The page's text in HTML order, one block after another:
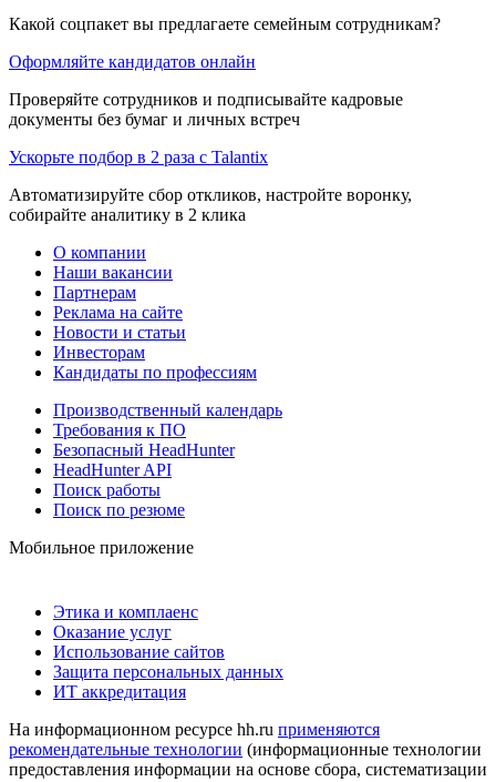
Какой соцпакет вы предлагаете семейным сотрудникам?
Оформляйте кандидатов онлайн
Проверяйте сотрудников и подписывайте кадровые
документы без бумаг и личных встреч
Ускорьте подбор в 2 раза с Talantix
Автоматизируйте сбор откликов, настройте воронку,
собирайте аналитику в 2 клика
О компании
Наши вакансии
Партнерам
Реклама на сайте
Новости и статьи
Инвесторам
Кандидаты по профессиям
Производственный календарь
Требования к ПО
Безопасный HeadHunter
HeadHunter API
Поиск работы
Поиск по резюме
Мобильное приложение
Этика и комплаенс
Оказание услуг
Использование сайтов
Защита персональных данных
ИТ аккредитация
На информационном ресурсе hh.ru применяются
рекомендательные технологии (информационные технологии
предоставления информации на основе сбора, систематизации